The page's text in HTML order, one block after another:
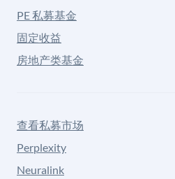
PE 私募基金
固定收益
房地产类基金
查看私募市场
Perplexity
Neuralink